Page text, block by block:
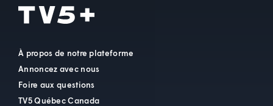
À propos de notre plateforme
Annoncez avec nous
Foire aux questions
TV5 Québec Canada